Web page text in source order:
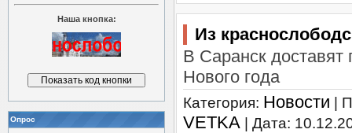
Наша кнопка:
Опрос
Из
В Саранск
Нового года
Категория: Новости |
VETKA | Дата: